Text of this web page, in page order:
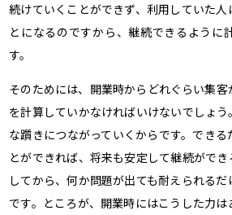
続けていくことができず、利用していた人
とになるのですから、継続できるように
す。
そのためには、開業時からどれぐらい集
を計算していかなければいけないでしょ
な躓きにつながっていくからです。でき
とができれば、将来も安定して継続がで
してから、何か問題が出ても耐えられる
です。ところが、開業時にはこうした力